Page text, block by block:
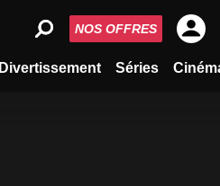
Divertissement Séries
NOS OFFRES